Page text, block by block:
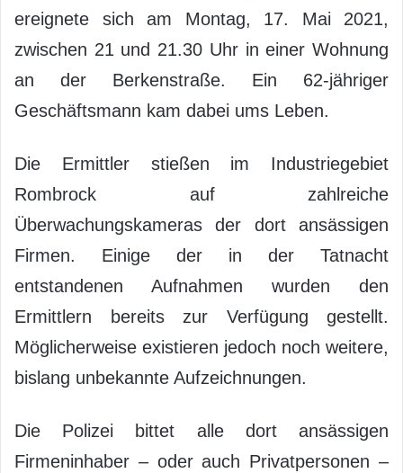
ereignete sich am Montag, 17. Mai 2021,
zwischen 21 und 21.30 Uhr in einer Wohnung
an der Berkenstraße. Ein 62-jähriger
Geschäftsmann kam dabei ums Leben.
Die Ermittler stießen im Industriegebiet
Rombrock auf zahlreiche
Überwachungskameras der dort ansässigen
Firmen. Einige der in der Tatnacht
entstandenen Aufnahmen wurden den
Ermittlern bereits zur Verfügung gestellt.
Möglicherweise existieren jedoch noch weitere,
bislang unbekannte Aufzeichnungen.
Die Polizei bittet alle dort ansässigen
Firmeninhaber – oder auch Privatpersonen –